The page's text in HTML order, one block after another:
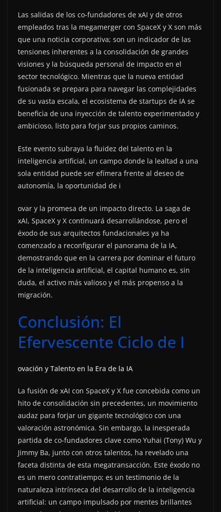
Las salidas de los co-fundadores de xAI y de otros
empleados tras la megamerger con SpaceX y X son más
que una noticia corporativa; son un indicador de las
tensiones inherentes a la consolidación de grandes
visiones y la búsqueda personal de impacto en el
sector tecnológico. Mientras que la nueva entidad
fusionada se prepara para navegar las complejidades
de su vasta escala, el ecosistema de startups de IA se
beneficia de una inyección de talento experimentado y
ambicioso, listo para forjar sus propios caminos.
Este evento subraya la fluidez del talento en la
inteligencia artificial, un campo donde la lealtad a una
sola entidad puede ser efímera frente al deseo de
autonomía, la oportunidad de i
ovar y la promesa de un impacto directo. La saga de
xAI, SpaceX y X continuará desarrollándose, pero el
éxodo de sus arquitectos fundacionales ya ha
comenzado a reconfigurar el panorama de la IA,
demostrando que en la carrera por dominar el futuro
de la inteligencia artificial, el capital humano es, sin
duda, el activo más valioso y el más propenso a la
migración.
Conclusión: El
Efervescente Ciclo de I
ovación y Talento en la Era de la IA
La fusión de xAI con SpaceX y X fue concebida como un
hito de consolidación sin precedentes, un movimiento
audaz para forjar un gigante tecnológico con una
valoración astronómica. Sin embargo, la inesperada
partida de co-fundadores clave como Yuhai (Tony) Wu y
Jimmy Ba, junto con otros talentos, ha revelado una
faceta distinta de esta megatransacción. Este éxodo no
es un mero contratiempo; es un testimonio de la
naturaleza intrínseca del desarrollo de la inteligencia
artificial: un campo impulsado por mentes brillantes